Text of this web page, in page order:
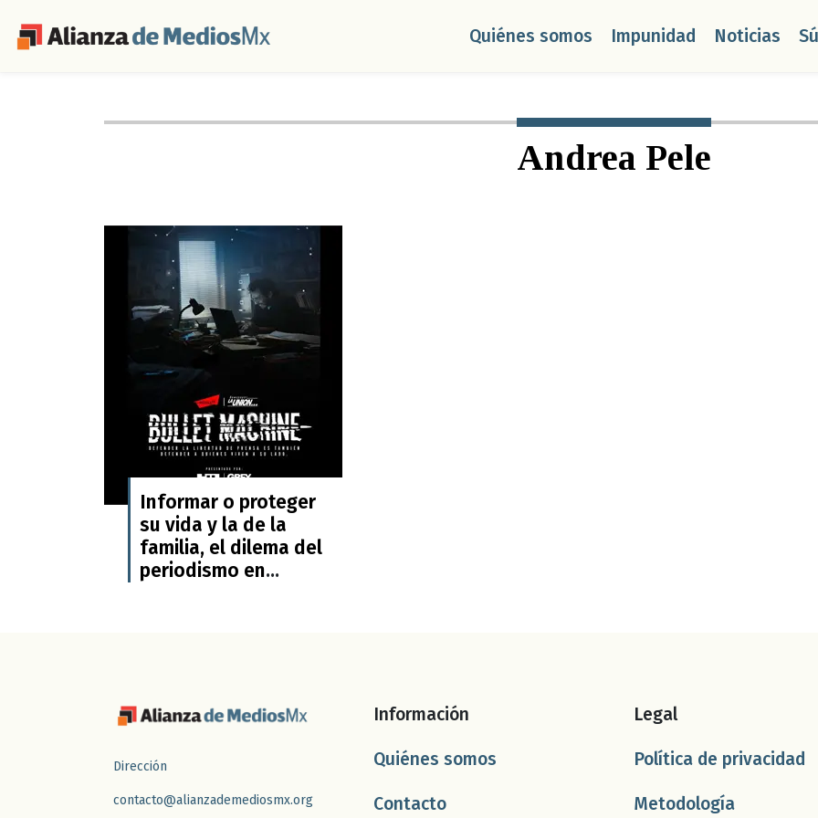
Quiénes somos Impunidad Noticias
Andrea Pele
Informar o proteger
su vida y la de la
familia, el dilema del
periodismo en
Dirección
contacto@alianzademediosmx.org
Información
Quiénes somos
Contacto
Legal
Política de privacidad
Metodología